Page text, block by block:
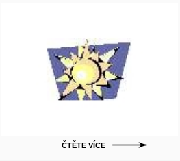
ČTĚTE VÍCE